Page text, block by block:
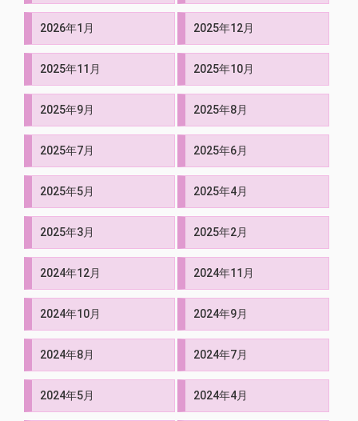
2026年1月 2025年12月
2025年11月 2025年10月
2025年9月 2025年8月
2025年7月 2025年6月
2025年5月 2025年4月
2025年3月 2025年2月
2024年12月 2024年11月
2024年10月 2024年9月
2024年8月 2024年7月
2024年5月 2024年4月